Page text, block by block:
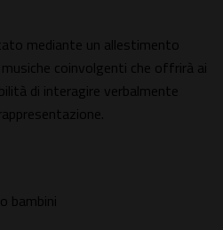
mediante un allestimento
coinvolgenti che offrirà ai
di interagire verbalmente
bambini